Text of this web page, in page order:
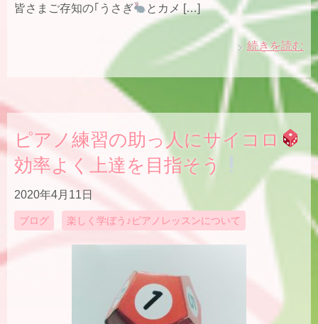
皆さまご存知の｢うさぎ
とカメ […]
続きを読む
ピアノ練習の助っ人にサイコロ
効率よく上達を目指そう
2020年4月11日
ブログ 楽しく学ぼう♪ピアノレッスンについて